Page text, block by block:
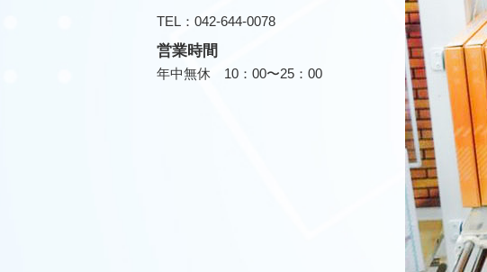
TEL：042-644-0078
営業時間
年中無休 10：00〜25：00